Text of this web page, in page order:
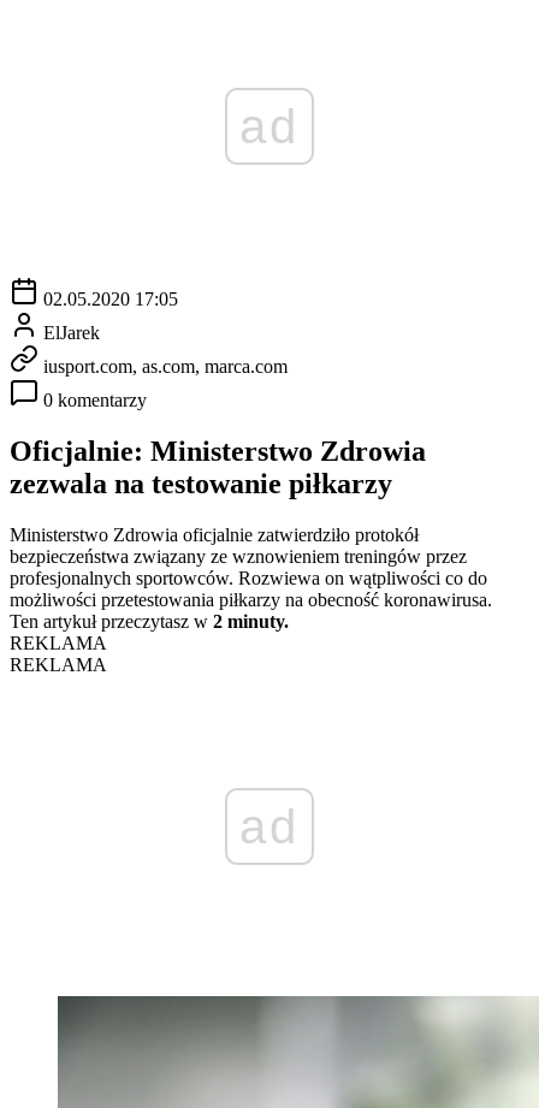
ad
02.05.2020 17:05
ElJarek
iusport.com, as.com, marca.com
0 komentarzy
Oficjalnie: Ministerstwo Zdrowia
zezwala na testowanie piłkarzy
Ministerstwo Zdrowia oficjalnie zatwierdziło protokół
bezpieczeństwa związany ze wznowieniem treningów przez
profesjonalnych sportowców. Rozwiewa on wątpliwości co do
możliwości przetestowania piłkarzy na obecność koronawirusa.
Ten artykuł przeczytasz w 2 minuty.
REKLAMA
REKLAMA
ad